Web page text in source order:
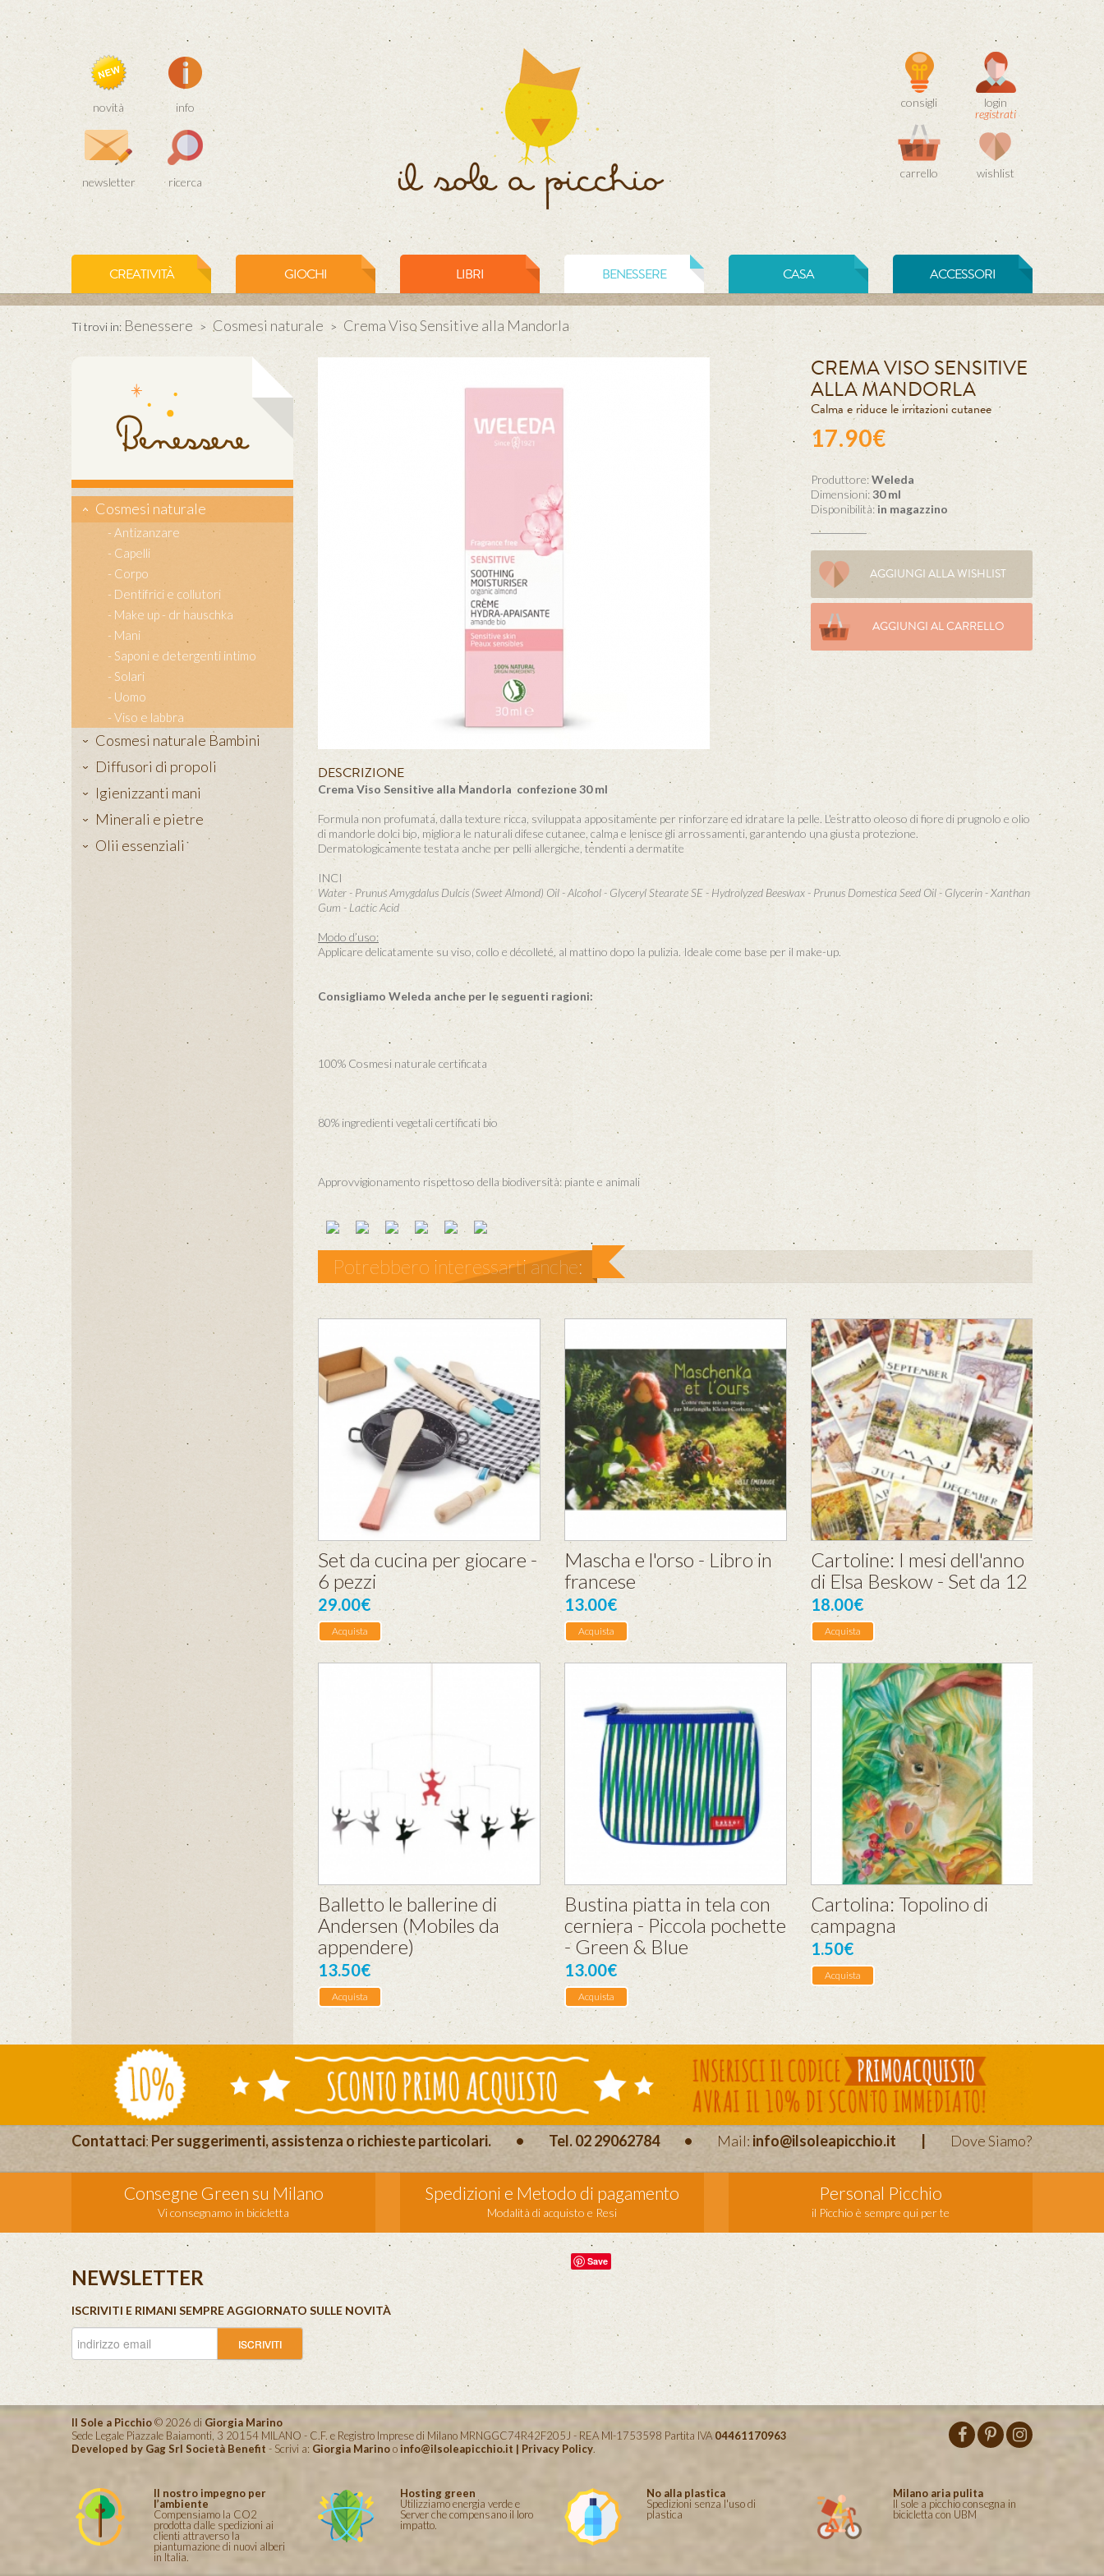
novità info
newsletter ricerca
consigli
login
registrati
carrello wishlist
CREATIVITÀ GIOCHI LIBRI BENESSERE CASA ACCESSORI
Ti trovi in: Benessere > Cosmesi naturale > Crema Viso Sensitive alla Mandorla
Cosmesi naturale
Antizanzare
Capelli
Corpo
Dentifrici e collutori
Make up - dr hauschka
Mani
Saponi e detergenti intimo
Solari
Uomo
Viso e labbra
Cosmesi naturale Bambini
Diffusori di propoli
Igienizzanti mani
Minerali e pietre
Olii essenziali
CREMA VISO SENSITIVE
ALLA MANDORLA
Calma e riduce le irritazioni cutanee
17.90€
Produttore:Weleda
Dimensioni:30 ml
Disponibilità: in magazzino
AGGIUNGI ALLA WISHLIST
AGGIUNGI AL CARRELLO
DESCRIZIONE
Crema Viso Sensitive alla Mandorla confezione 30 ml
Formula non profumata, dalla texture ricca, sviluppata appositamente per rinforzare ed idratare la pelle. L'estratto oleoso di fiore di prugnolo e olio
di mandorle dolci bio, migliora le naturali difese cutanee, calma e lenisce gli arrossamenti, garantendo una giusta protezione.
Dermatologicamente testata anche per pelli allergiche, tendenti a dermatite
INCI
Water - Prunus Amygdalus Dulcis (Sweet Almond) Oil - Alcohol - Glyceryl Stearate SE - Hydrolyzed Beeswax - Prunus Domestica Seed Oil - Glycerin - Xanthan
Gum - Lactic Acid
Modo d’uso:
Applicare delicatamente su viso, collo e décolleté, al mattino dopo la pulizia. Ideale come base per il make-up.
Consigliamo Weleda anche per le seguenti ragioni:
100% Cosmesi naturale certificata
80% ingredienti vegetali certificati bio
Approvvigionamento rispettoso della biodiversità: piante e animali
Potrebbero interessarti anche:
Set da cucina per giocare -
6 pezzi
29.00€
Acquista
Mascha e l'orso - Libro in
francese
13.00€
Acquista
Cartoline: I mesi dell'anno
di Elsa Beskow - Set da 12
18.00€
Acquista
Balletto le ballerine di
Andersen (Mobiles da
appendere)
13.50€
Acquista
Bustina piatta in tela con
cerniera - Piccola pochette
- Green & Blue
13.00€
Acquista
Cartolina: Topolino di
campagna
1.50€
Acquista
Contattaci: Per suggerimenti, assistenza o richieste particolari. • Tel. 02 29062784 • Mail: info@ilsoleapicchio.it | Dove Siamo?
Consegne Green su Milano
Vi consegnamo in bicicletta
Spedizioni e Metodo di pagamento
Modalità di acquisto e Resi
Personal Picchio
il Picchio è sempre qui per te
NEWSLETTER
ISCRIVITI E RIMANI SEMPRE AGGIORNATO SULLE NOVITÀ
Save
Il Sole a Picchio© 2026 di Giorgia Marino
Sede Legale Piazzale Baiamonti, 3 20154 MILANO - C.F. e Registro Imprese di Milano MRNGGC74R42F205J - REA MI-1753598 Partita IVA 04461170963
Developed by Gag Srl Società Benefit - Scrivi a: Giorgia Marinooinfo@ilsoleapicchio.it | Privacy Policy.
Il nostro impegno per
l’ambiente
Compensiamo la CO2
prodotta dalle spedizioni ai
clienti attraverso la
piantumazione di nuovi alberi
in Italia.
Hosting green
Utilizziamo energia verde e
Server che compensano il loro
impatto.
No alla plastica
Spedizioni senza l'uso di
plastica
Milano aria pulita
Il sole a picchio consegna in
bicicletta con UBM